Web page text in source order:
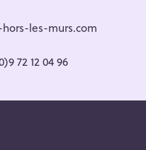
les-murs.com
72 12 04 96